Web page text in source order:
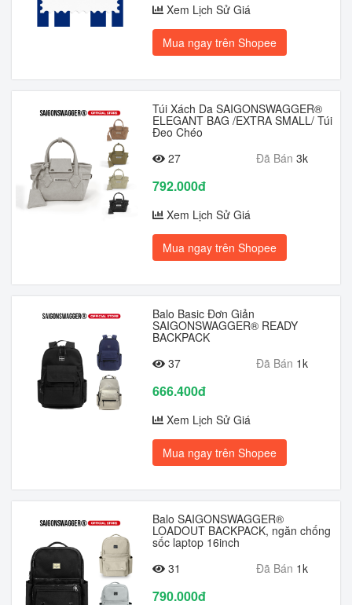
Xem Lịch Sử Giá
Mua ngay trên Shopee
Túi Xách Da SAIGONSWAGGER®
ELEGANT BAG /EXTRA SMALL/ Túi
Đeo Chéo
27
Đã Bán 3k
792.000đ
Xem Lịch Sử Giá
Mua ngay trên Shopee
Balo Basic Đơn Giản
SAIGONSWAGGER® READY
BACKPACK
37
Đã Bán 1k
666.400đ
Xem Lịch Sử Giá
Mua ngay trên Shopee
Balo SAIGONSWAGGER®
LOADOUT BACKPACK, ngăn chống
sốc laptop 16inch
31
Đã Bán 1k
790.000đ